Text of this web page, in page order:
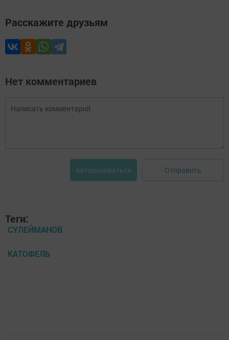
Расскажите друзьям
Нет комментариев
Авторизоваться Отправить
Теги:
СУЛЕЙМАНОВ
КАТОФЕЛЬ